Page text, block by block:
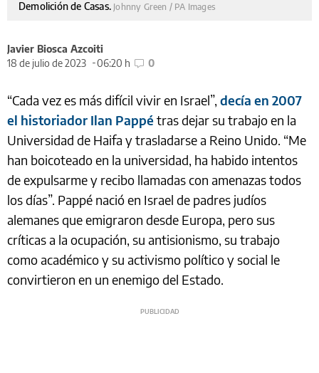
Demolición de Casas. Johnny Green / PA Images
Javier Biosca Azcoiti
18 de julio de 2023
06:20 h 0
“Cada vez es más difícil vivir en Israel”, decía en 2007
el historiador Ilan Pappétras dejar su trabajo en la
Universidad de Haifa y trasladarse a Reino Unido. “Me
han boicoteado en la universidad, ha habido intentos
de expulsarme y recibo llamadas con amenazas todos
los días”. Pappé nació en Israel de padres judíos
alemanes que emigraron desde Europa, pero sus
críticas a la ocupación, su antisionismo, su trabajo
como académico y su activismo político y social le
convirtieron en un enemigo del Estado.